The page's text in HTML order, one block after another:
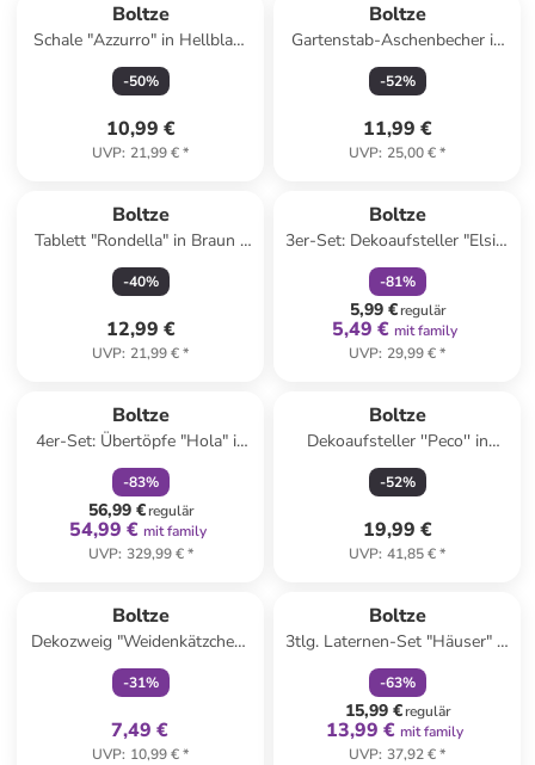
Boltze
Schale "Azzurro" in Hellblau/
Orange - Ø 22 cm
-50%
10,99 €
UVP: 21,99 €*
Boltze
Gartenstab-Aschenbecher in
Schwarz - (H)113 cm
-52%
11,99 €
UVP: 25,00 €*
Boltze
Tablett "Rondella" in Braun -
Ø 40 cm
-40%
12,99 €
UVP: 21,99 €*
Boltze
3er-Set: Dekoaufsteller "Elsie"
in Rosa/ Pink/ Weiß - (B)16 x
(H)17 cm
-81%
5,99 €regulär
5,49 € mit family
UVP: 29,99 €*
Boltze
4er-Set: Übertöpfe "Hola" in
Creme
-83%
56,99 €regulär
54,99 € mit family
UVP: 329,99 €*
Boltze
Dekoaufsteller ''Peco'' in
Schwarz - (H)28 cm
-52%
19,99 €
UVP: 41,85 €*
Boltze
Dekozweig "Weidenkätzchen"
in Braun/ Weiß- (H)54 cm
-31%
7,49 €
UVP: 10,99 €*
Boltze
3tlg. Laternen-Set "Häuser" in
Rot
-63%
15,99 €regulär
13,99 € mit family
UVP: 37,92 €*